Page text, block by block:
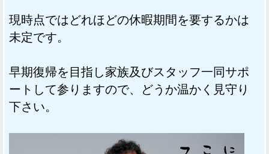
現時点ではどれほどの休暇期間を要するかは
未定です。
早期復帰を目指し家族及びスタッフ一同サポ
ートして参りますので、どうか温かく見守り
下さい。